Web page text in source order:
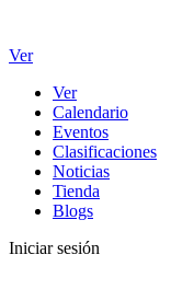
Ver
Ver
Calendario
Eventos
Clasificaciones
Noticias
Tienda
Blogs
Iniciar sesión